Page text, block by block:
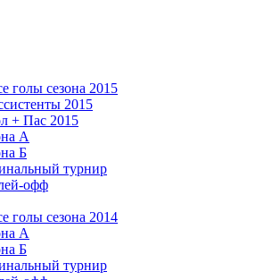
голы сезона 2015
2015
+ Пас 2015
А
Б
турнир
офф
голы сезона 2014
А
Б
турнир